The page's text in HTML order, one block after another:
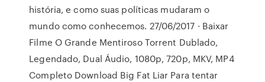
história, e como suas políticas mudaram o
mundo como conhecemos. 27/06/2017 · Baixar
Filme O Grande Mentiroso Torrent Dublado,
Legendado, Dual Áudio, 1080p, 720p, MKV, MP4
Completo Download Big Fat Liar Para tentar